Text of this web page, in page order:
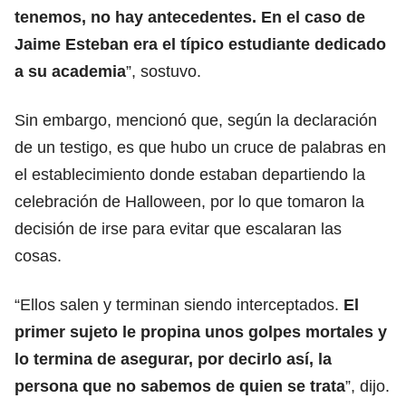
tenemos, no hay antecedentes. En el caso de
Jaime Esteban era el típico estudiante dedicado
a su academia”, sostuvo.
Sin embargo, mencionó que, según la declaración
de un testigo, es que hubo un cruce de palabras en
el establecimiento donde estaban departiendo la
celebración de Halloween, por lo que tomaron la
decisión de irse para evitar que escalaran las
cosas.
“Ellos salen y terminan siendo interceptados. El
primer sujeto le propina unos golpes mortales y
lo termina de asegurar, por decirlo así, la
persona que no sabemos de quien se trata”, dijo.